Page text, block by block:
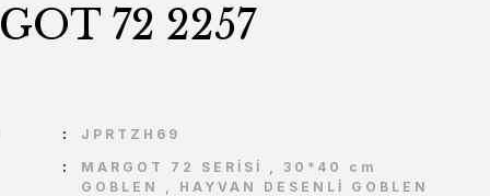
72 2257
JPRTZH69
MARGOT 72 SERİSİ , 30*40 cm
GOBLEN
, HAYVAN DESENLİ GOBLEN